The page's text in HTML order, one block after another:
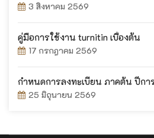
3 สิงหาคม 2569
คู่มือการใช้งาน turnitin เบื้องต้น
17 กรกฎาคม 2569
กำหนดการลงทะเบียน ภาคต้น ปีก
25 มิถุนายน 2569